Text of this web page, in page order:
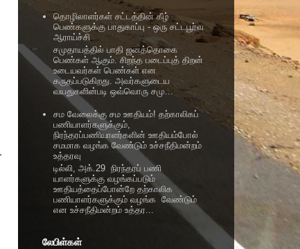
தொழிலாளர்கள் சட்டத்தின் கீழ்
பெண்களுக்கு பாதுகாப்பு - ஒரு சட்டபூர்வ
ஆராய்ச்சி
சமுதாயத்தில் பாதி ஜனத்தொகை
பெண்கள் ஆகும். சிறந்த படைப்புத் திறன்
உடையவர்கள் பெண்கள் என
கருதப்படுகிறது. அவர்களுடைய
வயதுகளின்படி ஒவ்வொரு சமு...
சம வேலைக்கு சம ஊதியம்! தற்காலிகப்
பணியாளர்களுக்கும்,
நிரந்தரப்பணியாளர்களின் ஊதியம்போல்
சமமாக வழங்க வேண்டும் உச்சநீதிமன்றம்
உத்தரவு
டில்லி, அக்.29 நிரந்தரப் பணி
யாளர்களுக்கு வழங்கப்படும்
ஊதியத்தைப்போன்றே தற்காலிக
பணியாளர்களுக்கும் வழங்க வேண்டும்
என உச்சநீதிமன்றம் உத்தர...
லேபிள்கள்